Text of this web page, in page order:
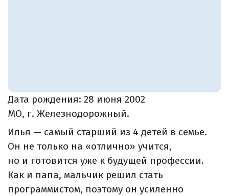
Дата рождения: 28 июня 2002
МО, г. Железнодорожный.
Илья — самый старший из 4 детей в семье.
Он не только на «отлично» учится,
но и готовится уже к будущей профессии.
Как и папа, мальчик решил стать
программистом, поэтому он усиленно